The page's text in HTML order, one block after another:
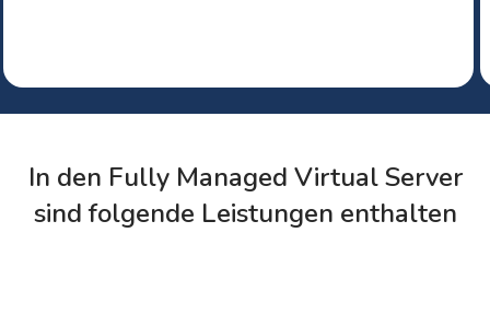
In den Fully Managed Virtual Server
sind folgende Leistungen enthalten